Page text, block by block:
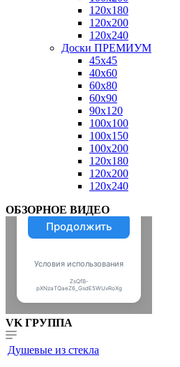
120x180
120x200
120x240
Доски ПРЕМИУМ
45x45
40x60
60x80
60x90
90x120
100x100
100x150
100x200
120x180
120x200
120x240
ОБЗОРНОЕ ВИДЕО
VK ГРУППА
Душевые из стекла